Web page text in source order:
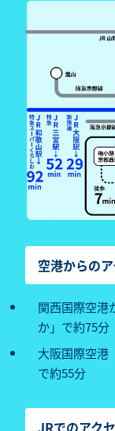
空港からの
関西国際空港
か」で約75分
大阪国際空港
で約55分
JRでのアク